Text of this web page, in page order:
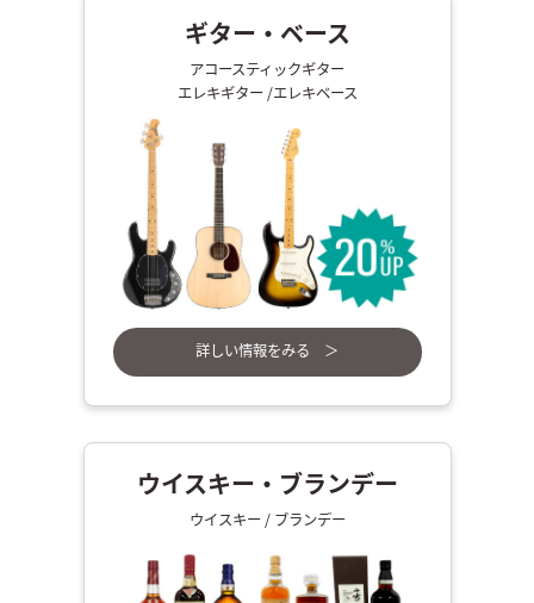
ギター・ベース
アコースティックギター
エレキギター /エレキベース
詳しい情報をみる ＞
ウイスキー・ブランデー
ウイスキー / ブランデー